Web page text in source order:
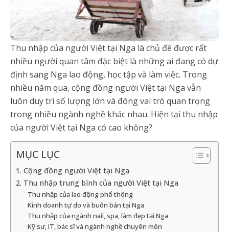
Thu nhập của người Việt tại Nga là chủ đề được rất
nhiều người quan tâm đặc biệt là những ai đang có dự
định sang Nga lao động, học tập và làm việc. Trong
nhiều năm qua, cộng đồng người Việt tại Nga vẫn
luôn duy trì số lượng lớn và đóng vai trò quan trọng
trong nhiều ngành nghề khác nhau. Hiện tại thu nhập
của người Việt tại Nga có cao không?
MỤC LỤC
1. Cộng đồng người Việt tại Nga
2. Thu nhập trung bình của người Việt tại Nga
Thu nhập của lao động phổ thông
Kinh doanh tự do và buôn bán tại Nga
Thu nhập của ngành nail, spa, làm đẹp tại Nga
Kỹ sư, IT, bác sĩ và ngành nghề chuyên môn